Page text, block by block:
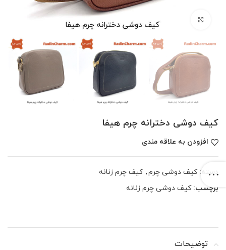
بزرگنمایی تصویر
کیف دوشی دخترانه چرم هیفا
افزودن به علاقه مندی
دسته: کیف دوشی چرم, کیف چرم زنانه
برچسب: کیف دوشی چرم زنانه
توضیحات